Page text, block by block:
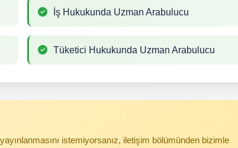
İş Hukukunda Uzman Arabulucu
Tüketici Hukukunda Uzman Arabulucu
istemiyorsanız, iletişim bölümünden bizimle